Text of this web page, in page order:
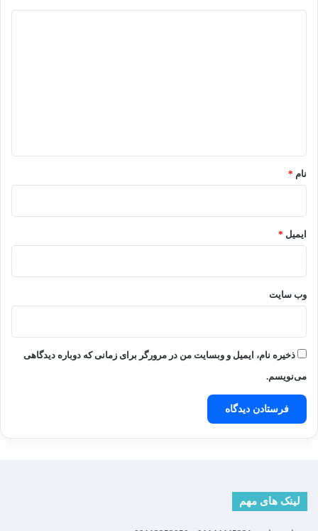
نام *
ایمیل *
وب‌ سایت
ذخیره نام، ایمیل و وبسایت من در مرورگر برای زمانی که دوباره دیدگاهی
می‌نویسم.
لینک های مهم